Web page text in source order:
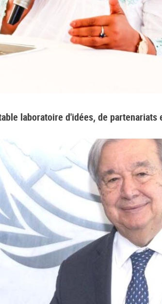
laboratoire d'idées, de partenariats